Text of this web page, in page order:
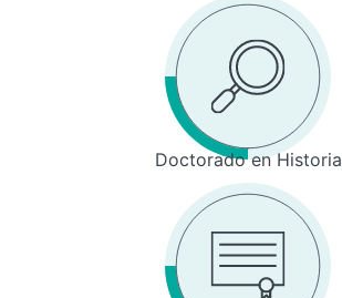
Doctorado en Historia